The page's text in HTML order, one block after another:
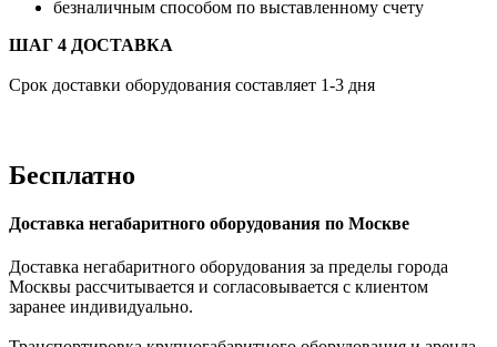
безналичным способом по выставленному счету
ШАГ 4 ДОСТАВКА
Срок доставки оборудования составляет 1-3 дня
Бесплатно
Доставка негабаритного оборудования по Москве
Доставка негабаритного оборудования за пределы города
Москвы рассчитывается и согласовывается с клиентом
заранее индивидуально.